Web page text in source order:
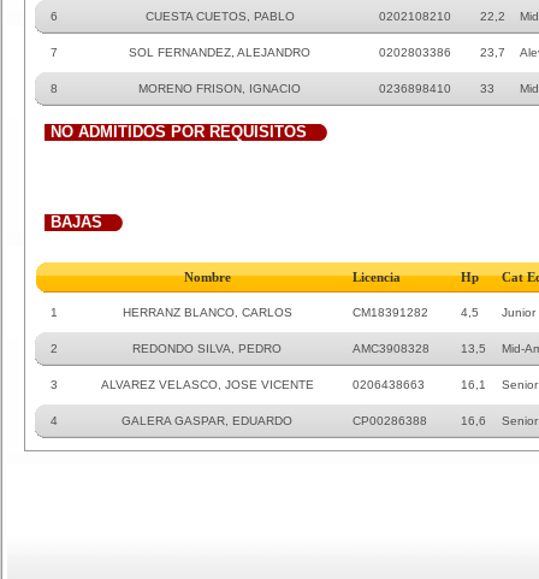
6 CUESTA CUETOS, PABLO 0202108210 22,2
7 SOL FERNANDEZ, ALEJANDRO 0202803386 23,7
8 MORENO FRISON, IGNACIO 0236898410 33
NO ADMITIDOS POR REQUISITOS
BAJAS
Nombre Licencia Hp Cat
1 HERRANZ BLANCO, CARLOS CM18391282 4,5 Junior
2 REDONDO SILVA, PEDRO AMC3908328 13,5 Mid-
3 ALVAREZ VELASCO, JOSE VICENTE 0206438663 16,1 Senior
4 GALERA GASPAR, EDUARDO CP00286388 16,6 Senior